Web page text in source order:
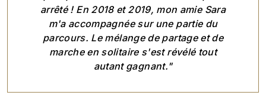
arrêté ! En 2018 et 2019, mon amie Sara
m'a accompagnée sur une partie du
parcours. Le mélange de partage et de
marche en solitaire s'est révélé tout
autant gagnant."